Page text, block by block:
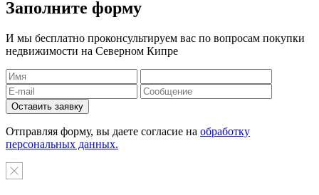
Заполните форму
И мы бесплатно проконсультируем вас по вопросам покупки
недвижимости на Северном Кипре
Отправляя форму, вы даете согласие на обработку
персональных данных.